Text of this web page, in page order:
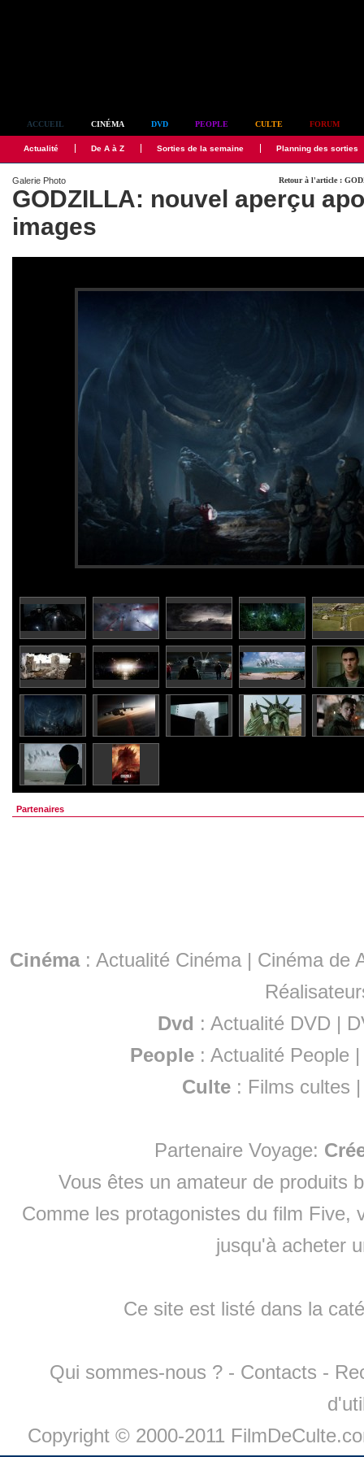
ACCUEIL CINÉMA DVD PEOPLE CULTE FORUM
Actualité De A à Z Sorties de la semaine Planning des sorties
Retour à l'article :
Galerie Photo
GODZILLA: nouvel aperçu
images
Partenaires
Cinéma: Actualité Cinéma | Cinéma de
Dvd : Actualité DVD |
People :Actualité People
Culte : Films cultes
Partenaire Voyage:
Vous êtes un amateur de produits
Comme les protagonistes du film Five,
jusqu'à acheter
Ce site est listé dans la
Qui sommes-nous ? - Contacts -
Copyright © 2000-2011